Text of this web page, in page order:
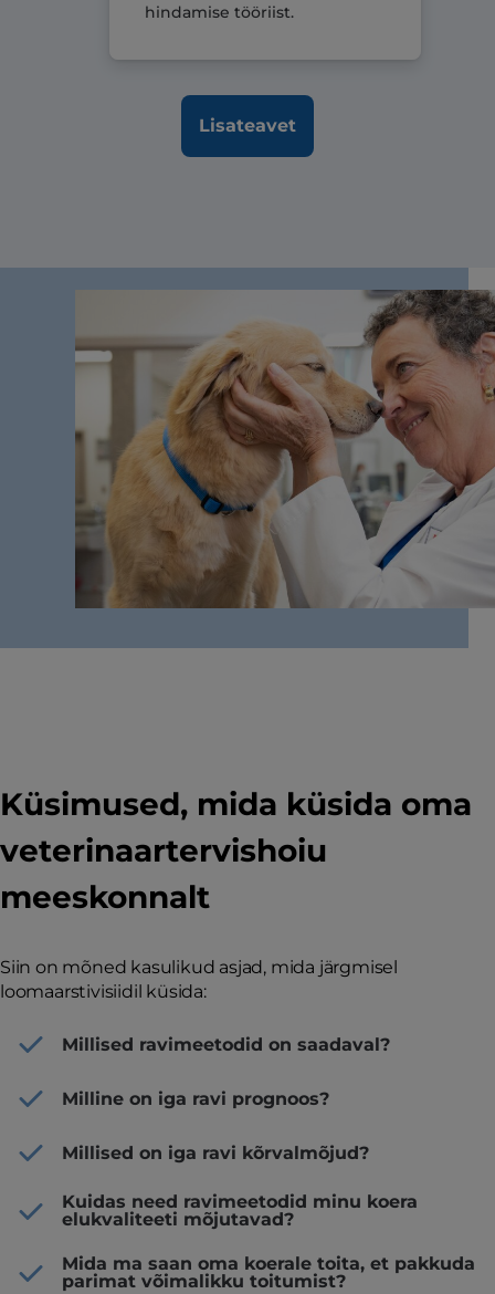
hindamise tööriist.
Lisateavet
Küsimused, mida küsida oma
veterinaartervishoiu
meeskonnalt
Siin on mõned kasulikud asjad, mida järgmisel
loomaarstivisiidil küsida:
Millised ravimeetodid on saadaval?
Milline on iga ravi prognoos?
Millised on iga ravi kõrvalmõjud?
Kuidas need ravimeetodid minu koera
elukvaliteeti mõjutavad?
Mida ma saan oma koerale toita, et pakkuda
parimat võimalikku toitumist?